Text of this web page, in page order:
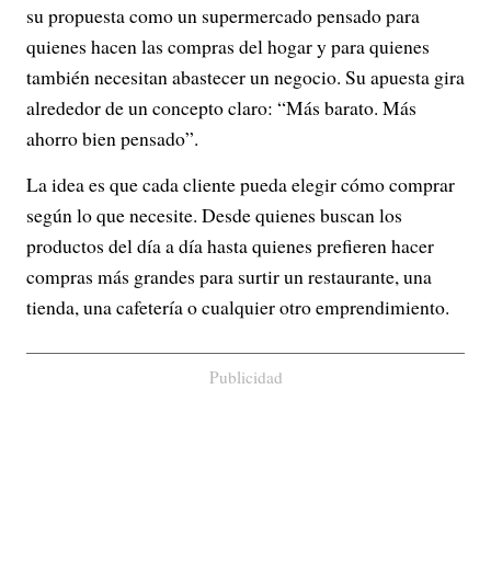
su propuesta como un supermercado pensado para
quienes hacen las compras del hogar y para quienes
también necesitan abastecer un negocio. Su apuesta gira
alrededor de un concepto claro: “Más barato. Más
ahorro bien pensado”.
La idea es que cada cliente pueda elegir cómo comprar
según lo que necesite. Desde quienes buscan los
productos del día a día hasta quienes prefieren hacer
compras más grandes para surtir un restaurante, una
tienda, una cafetería o cualquier otro emprendimiento.
Publicidad